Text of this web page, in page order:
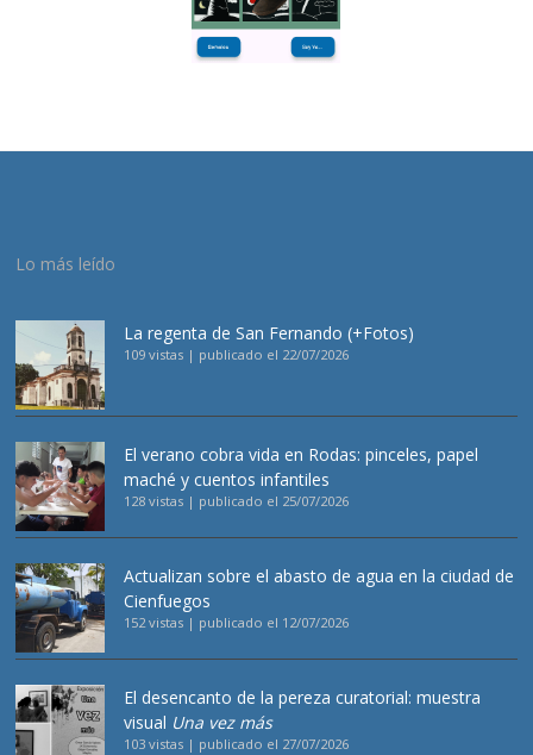
Lo más leído
La regenta de San Fernando (+Fotos)
109 vistas | publicado el 22/07/2026
El verano cobra vida en Rodas: pinceles, papel
maché y cuentos infantiles
128 vistas | publicado el 25/07/2026
Actualizan sobre el abasto de agua en la ciudad de
Cienfuegos
152 vistas | publicado el 12/07/2026
El desencanto de la pereza curatorial: muestra
visual Una vez más
103 vistas | publicado el 27/07/2026